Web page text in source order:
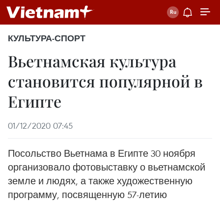
КУЛЬТУРА-СПОРТ
Вьетнамская культура
становится популярной в
Египте
01/12/2020 07:45
Посольство Вьетнама в Египте 30 ноября
организовало фотовыставку о вьетнамской
земле и людях, а также художественную
программу, посвященную 57-летию